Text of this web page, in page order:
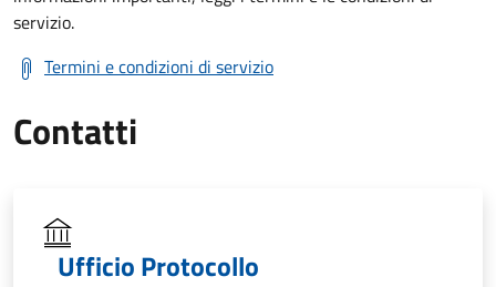
servizio.
Termini e condizioni di servizio
Contatti
Ufficio Protocollo